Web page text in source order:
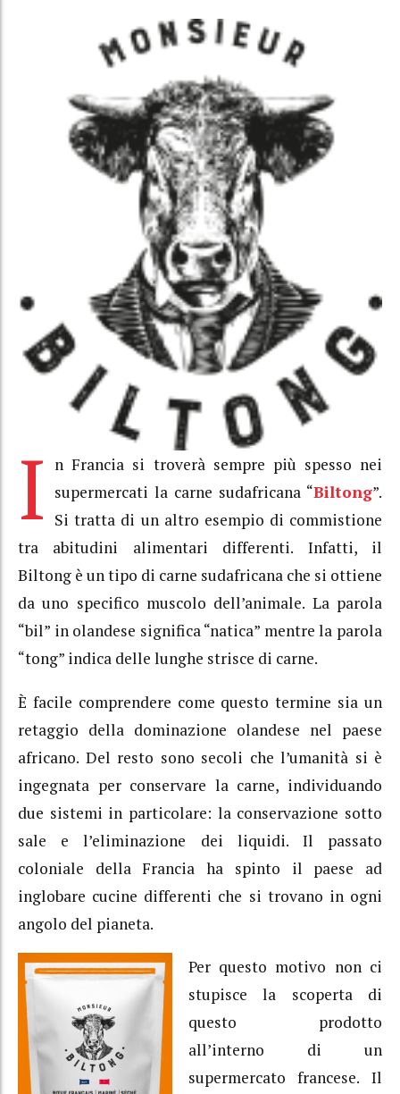
I
n Francia si troverà sempre più spesso nei
supermercati la carne sudafricana “Biltong”.
Si tratta di un altro esempio di commistione
tra abitudini alimentari differenti. Infatti, il
Biltong è un tipo di carne sudafricana che si ottiene
da uno specifico muscolo dell’animale. La parola
“bil” in olandese significa “natica” mentre la parola
“tong” indica delle lunghe strisce di carne.
È facile comprendere come questo termine sia un
retaggio della dominazione olandese nel paese
africano. Del resto sono secoli che l’umanità si è
ingegnata per conservare la carne, individuando
due sistemi in particolare: la conservazione sotto
sale e l’eliminazione dei liquidi. Il passato
coloniale della Francia ha spinto il paese ad
inglobare cucine differenti che si trovano in ogni
angolo del pianeta.
Per questo motivo non ci
stupisce la scoperta di
questo prodotto
all’interno di un
supermercato francese. Il